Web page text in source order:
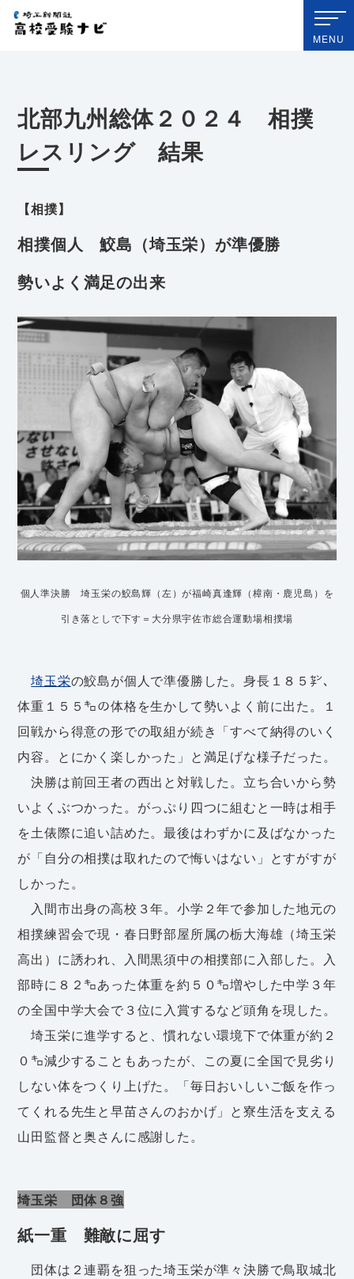
埼玉新聞社 高校受験ナビ
MENU
北部九州総体２０２４ 相撲
レスリング 結果
【相撲】
相撲個人 鮫島（埼玉栄）が準優勝
勢いよく満足の出来
個人準決勝 埼玉栄の鮫島輝（左）が福崎真逢輝（樟南・鹿児島）を
引き落としで下す＝大分県宇佐市総合運動場相撲場
埼玉栄の鮫島が個人で準優勝した。身長１８５㌢、
体重１５５㌔の体格を生かして勢いよく前に出た。１
回戦から得意の形での取組が続き「すべて納得のいく
内容。とにかく楽しかった」と満足げな様子だった。
決勝は前回王者の西出と対戦した。立ち合いから勢
いよくぶつかった。がっぷり四つに組むと一時は相手
を土俵際に追い詰めた。最後はわずかに及ばなかった
が「自分の相撲は取れたので悔いはない」とすがすが
しかった。
入間市出身の高校３年。小学２年で参加した地元の
相撲練習会で現・春日野部屋所属の栃大海雄（埼玉栄
高出）に誘われ、入間黒須中の相撲部に入部した。入
部時に８２㌔あった体重を約５０㌔増やした中学３年
の全国中学大会で３位に入賞するなど頭角を現した。
埼玉栄に進学すると、慣れない環境下で体重が約２
０㌔減少することもあったが、この夏に全国で見劣り
しない体をつくり上げた。「毎日おいしいご飯を作っ
てくれる先生と早苗さんのおかげ」と寮生活を支える
山田監督と奥さんに感謝した。
埼玉栄 団体８強
紙一重 難敵に屈す
団体は２連覇を狙った埼玉栄が準々決勝で鳥取城北